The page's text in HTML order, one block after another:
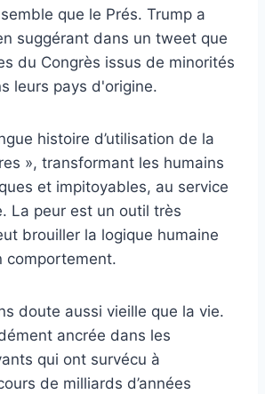
que le Prés. Trump a
suggérant dans un tweet que
du Congrès issus de minorités
leurs pays d'origine.
histoire d’utilisation de la
», transformant les humains
et impitoyables, au service
La peur est un outil très
brouiller la logique humaine
comportement.
doute aussi vieille que la vie.
ancrée dans les
qui ont survécu à
de milliards d’années